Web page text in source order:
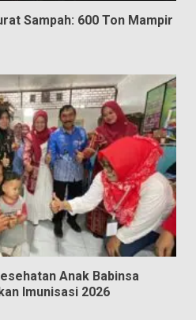
Sampah: 600 Ton Mampir
Anak Babinsa
Imunisasi 2026